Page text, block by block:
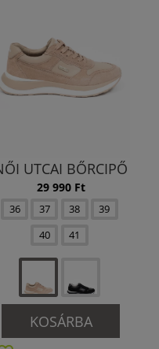
UTCAI BŐRCIPŐ
29 990 Ft
36 37 38
39
40
41
KOSÁRBA